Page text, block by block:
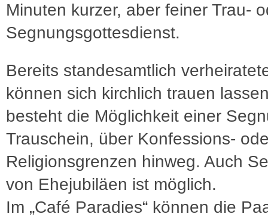
Minuten kurzer, aber feiner Trau-
Segnungsgottesdienst.
Bereits standesamtlich
können sich kirchlich trauen
besteht die Möglichkeit einer
Trauschein, über Konfessions-
Religionsgrenzen hinweg. Auch
von Ehejubiläen ist möglich.
Im „Café Paradies“ können die